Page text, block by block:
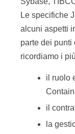
Le specifiche
alcuni aspetti
parte dei punti
ricordiamo i
il ruolo
il
la